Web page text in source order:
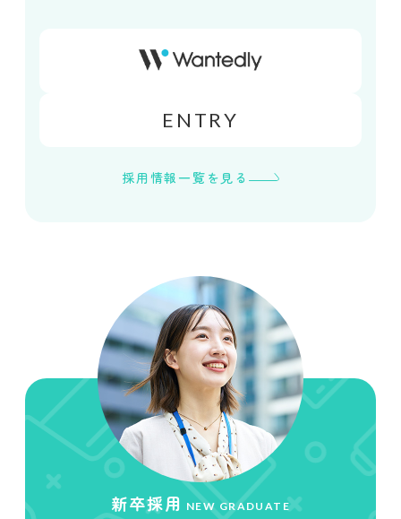
ENTRY
採用情報一覧を見る
新卒採用 NEW GRADUATE